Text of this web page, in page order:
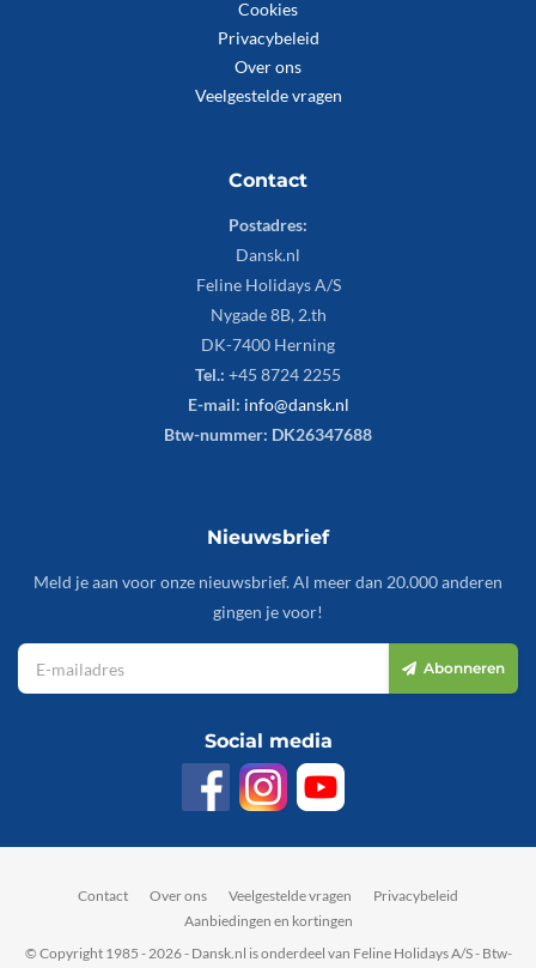
Cookies
Privacybeleid
Over ons
Veelgestelde vragen
Contact
Postadres:
Dansk.nl
Feline Holidays A/S
Nygade 8B, 2.th
DK-7400 Herning
Tel.: +45 8724 2255
E-mail: info@dansk.nl
Btw-nummer: DK26347688
Nieuwsbrief
Meld je aan voor onze nieuwsbrief. Al meer dan 20.000 anderen
gingen je voor!
Abonneren
Social media
Contact Over ons Veelgestelde vragen
Privacybeleid
Aanbiedingen en kortingen
© Copyright 1985 - 2026 - Dansk.nl is onderdeel van Feline Holidays A/S - Btw-